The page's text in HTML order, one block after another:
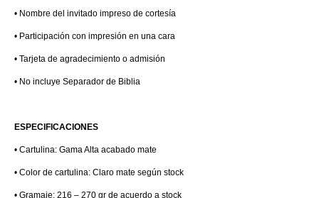
• Nombre del invitado impreso de cortesía
• Participación con impresión en una cara
• Tarjeta de agradecimiento o admisión
• No incluye Separador de Biblia
ESPECIFICACIONES
• Cartulina: Gama Alta acabado mate
• Color de cartulina: Claro mate según stock
• Gramaje: 216 – 270 gr de acuerdo a stock